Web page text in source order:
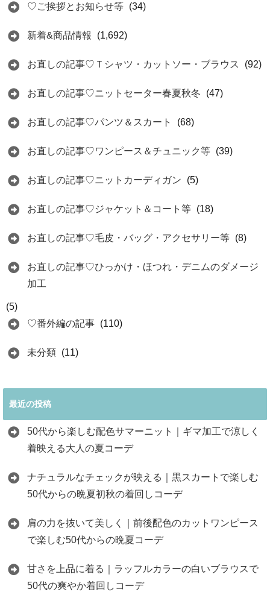
♡ご挨拶とお知らせ等 (34)
新着&商品情報 (1,692)
お直しの記事♡Ｔシャツ・カットソー・ブラウス (92)
お直しの記事♡ニットセーター春夏秋冬 (47)
お直しの記事♡パンツ＆スカート (68)
お直しの記事♡ワンピース＆チュニック等 (39)
お直しの記事♡ニットカーディガン (5)
お直しの記事♡ジャケット＆コート等 (18)
お直しの記事♡毛皮・バッグ・アクセサリー等 (8)
お直しの記事♡ひっかけ・ほつれ・デニムのダメージ
加工
(5)
♡番外編の記事 (110)
未分類 (11)
最近の投稿
50代から楽しむ配色サマーニット｜ギマ加工で涼しく
着映える大人の夏コーデ
ナチュラルなチェックが映える｜黒スカートで楽しむ
50代からの晩夏初秋の着回しコーデ
肩の力を抜いて美しく｜前後配色のカットワンピース
で楽しむ50代からの晩夏コーデ
甘さを上品に着る｜ラッフルカラーの白いブラウスで
50代の爽やか着回しコーデ